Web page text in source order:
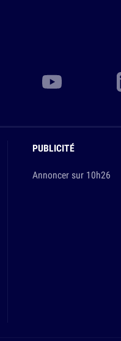
PUBLICITÉ
Annoncer sur 10h26